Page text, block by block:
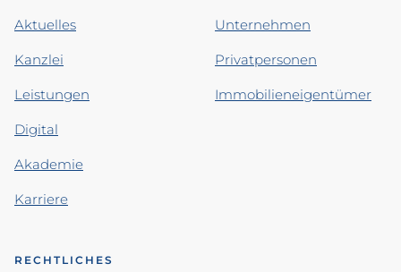
Aktuelles
Kanzlei
Leistungen
Digital
Akademie
Karriere
Unternehmen
Privatpersonen
Immobilieneigentümer
RECHTLICHES